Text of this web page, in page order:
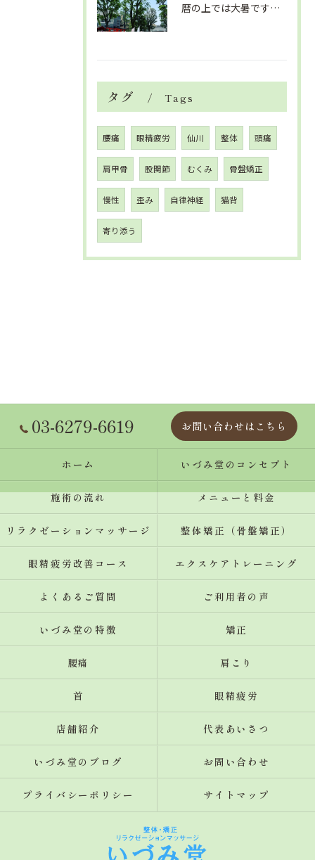
暦の上では大暑です！腰痛や肩こりから来る頭痛
タグ Tags
腰痛 眼精疲労 仙川 整体 頭痛
肩甲骨 股関節 むくみ 骨盤矯正
慢性 歪み 自律神経 猫背
寄り添う
03-6279-6619 お問い合わせはこちら
ホーム いづみ堂のコンセプト
施術の流れ メニューと料金
リラクゼーションマッサージ 整体矯正（骨盤矯正）
眼精疲労改善コース エクスケアトレーニング
よくあるご質問 ご利用者の声
いづみ堂の特徴 矯正
腰痛 肩こり
首 眼精疲労
店舗紹介 代表あいさつ
いづみ堂のブログ お問い合わせ
プライバシーポリシー サイトマップ